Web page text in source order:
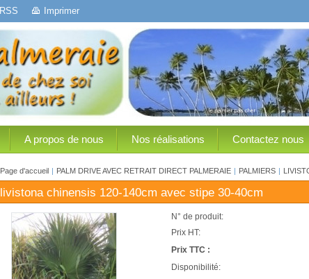
RSS Imprimer
A propos de nous Nos réalisations Contactez nous
Page d'accueil | PALM DRIVE AVEC RETRAIT DIRECT PALMERAIE | PALMIERS |
livistona chinensis 120-140cm avec stipe 30-40cm
N° de produit:
Prix HT:
Prix TTC :
Disponibilité: